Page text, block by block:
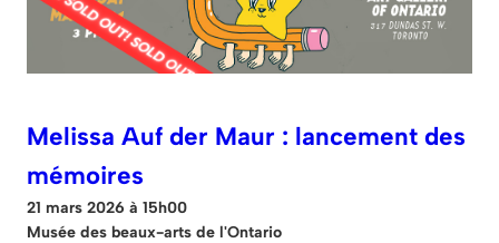
Melissa Auf der Maur : lancement des
mémoires
21 mars 2026 à 15h00
Musée des beaux-arts de l'Ontario